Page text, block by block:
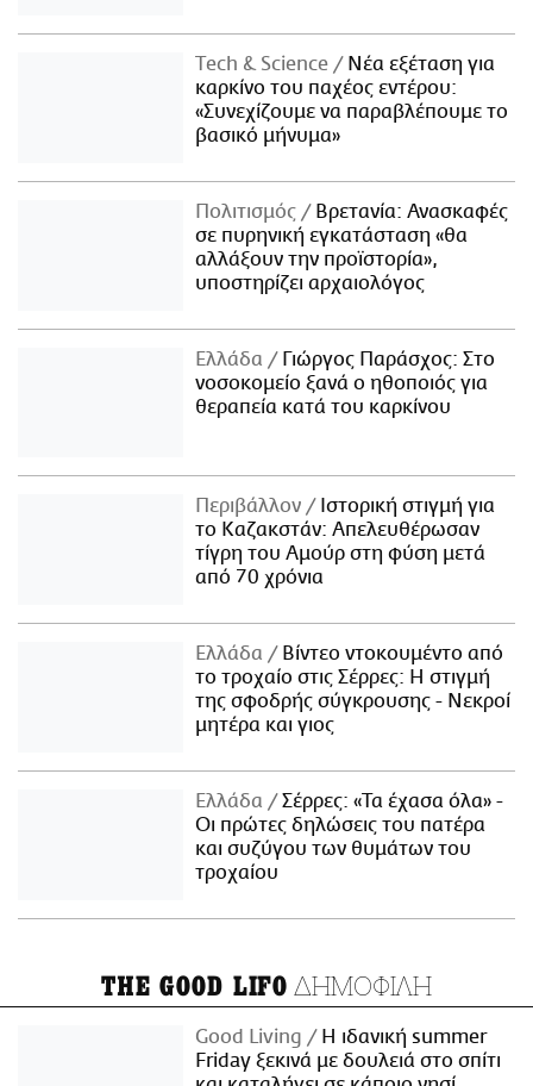
Τech & Science
Νέα εξέταση για
καρκίνο του παχέος εντέρου:
«Συνεχίζουμε να παραβλέπουμε το
βασικό μήνυμα»
Πολιτισμός
Βρετανία: Ανασκαφές
σε πυρηνική εγκατάσταση «θα
αλλάξουν την προϊστορία»,
υποστηρίζει αρχαιολόγος
Ελλάδα
Γιώργος Παράσχος: Στο
νοσοκομείο ξανά ο ηθοποιός για
θεραπεία κατά του καρκίνου
Περιβάλλον
Ιστορική στιγμή για
το Καζακστάν: Απελευθέρωσαν
τίγρη του Αμούρ στη φύση μετά
από 70 χρόνια
Ελλάδα
Βίντεο ντοκουμέντο από
το τροχαίο στις Σέρρες: Η στιγμή
της σφοδρής σύγκρουσης - Νεκροί
μητέρα και γιος
Ελλάδα
Σέρρες: «Τα έχασα όλα» -
Οι πρώτες δηλώσεις του πατέρα
και συζύγου των θυμάτων του
τροχαίου
THE GOOD LIFO ΔΗΜΟΦΙΛΗ
Good Living
Η ιδανική summer
Friday ξεκινά με δουλειά στο σπίτι